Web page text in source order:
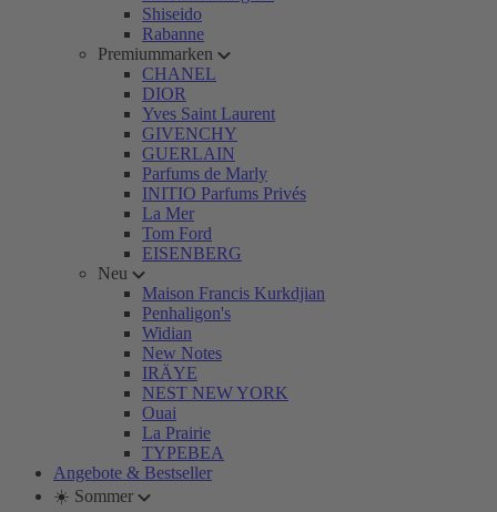
Shiseido
Rabanne
Premiummarken
CHANEL
DIOR
Yves Saint Laurent
GIVENCHY
GUERLAIN
Parfums de Marly
INITIO Parfums Privés
La Mer
Tom Ford
EISENBERG
Neu
Maison Francis Kurkdjian
Penhaligon's
Widian
New Notes
IRÄYE
NEST NEW YORK
Ouai
La Prairie
TYPEBEA
Angebote & Bestseller
☀️ Sommer